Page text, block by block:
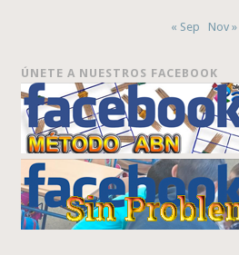
« Sep Nov »
ÚNETE A NUESTROS FACEBOOK